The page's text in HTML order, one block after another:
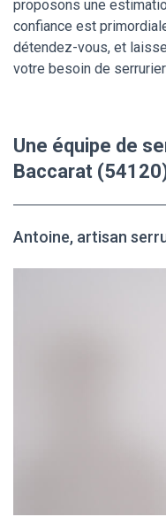
proposons une
confiance est
détendez-vous, et
votre besoin de
Une équipe de
Baccarat
Antoine, artisan